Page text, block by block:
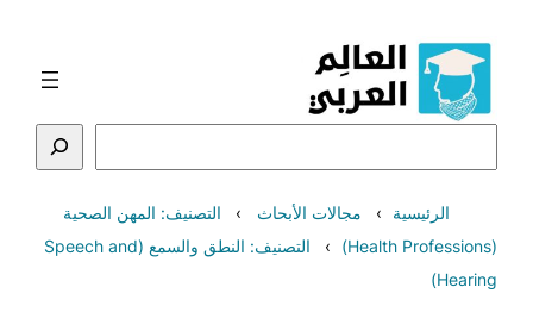
المحتوى
الرئيسية مجالات الأبحاث
التصنيف: المهن الصحية
(Health Professions)
التصنيف: النطق والسمع (Speech and
Hearing)